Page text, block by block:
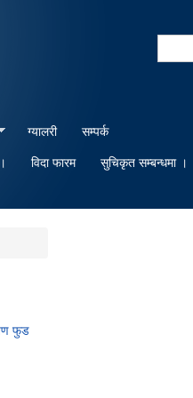
Search
ग्यालरी
सम्पर्क
विदा फारम
सुचिकृत सम्बन्धमा ।
फुड